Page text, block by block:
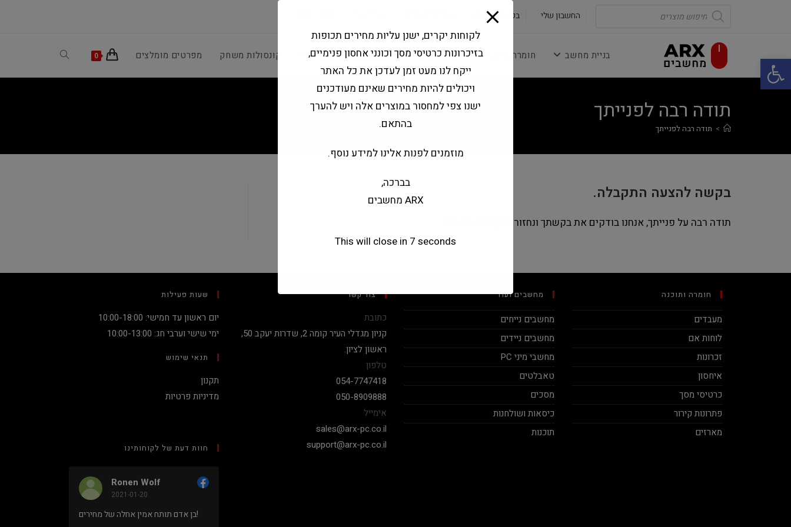
פתח סרגל נגישות
Products
search החשבון שלי בקשה להצעה
בניית מחשב חומרה ותוכנה ציוד היקפי מחשבים וטאבלטים קונסולות משחק מפרטים מומלצים 0
Toggle
תודה רבה לפנייתך
> תודה רבה לפנייתך
בקשה להצעה התקבלה.
תודה רבה על פנייתך, אנחנו בודקים את בקשתך ונחזור בהקדם האפשרי.
חומרה ותוכנה
מעבדים
לוחות אם
זכרונות
איחסון
כרטיסי מסך
פתרונות קירור
מארזים
מחשבים ועוד
מחשבים נייחים
מחשבים ניידים
מחשבי מיני PC
טאבלטים
מסכים
כיסאות ושולחנות
תוכנות
צור קשר
כתובת
קניון מגדלי העיר קומה 2, שדרות יעקב 50,
ראשון לציון.
טלפון
054-7747418
050-8909888
אימייל
sales@arx-pc.co.il
support@arx-pc.co.il
שעות פעילות
יום ראשון עד חמישי: 10:00-18:00
ימי שישי וערבי חג: 10:00-13:00
תנאי שימוש
תקנון
מדיניות פרטיות
חוות דעת של לקוחותינו
Ronen Wolf
2021-01-20
בן אדם תותח אמין אחלה של מחירים!
לקוחות יקרים, ישנן עליות מחירים תכופות
בזיכרונות כרטיסי מסך וכונני אחסון פנימיים,
ייקח לנו מעט זמן לעדכן את כל האתר
ויכולים להיות מחירים שאינם מעודכנים
ישנו צפי למחסור במוצרים אלה ויש להערך
בהתאם.
מוזמנים לפנות אלינו למידע נוסף.
בברכה,
ARX מחשבים
This will close in 7 seconds